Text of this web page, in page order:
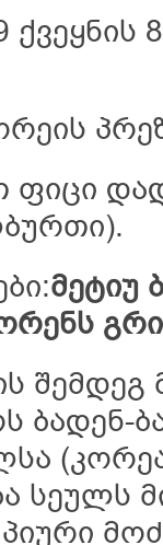
მეტიუ
შემდეგ
სეულს